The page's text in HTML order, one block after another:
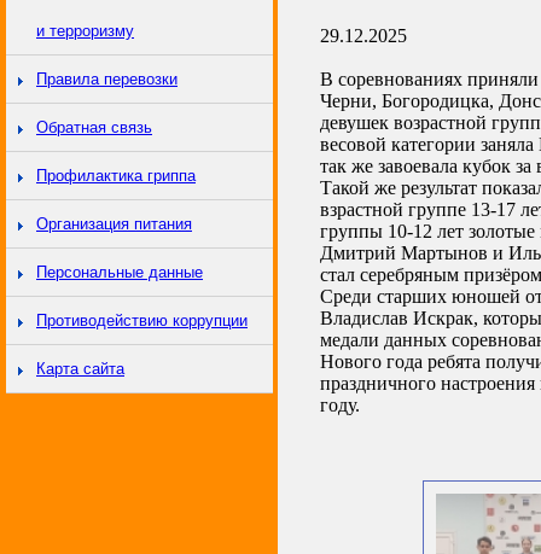
и терроризму
Правила перевозки
Обратная связь
Профилактика гриппа
Организация питания
Персональные данные
Противодействию коррупции
Карта сайта
29.12.2025
В соревнованиях
Черни, Богородицка,
девушек возрастной
весовой категории
так же завоевала кубок
Такой же результат
взрастной группе 13-17
группы 10-12 лет золотые
Дмитрий Мартынов и
стал серебряным
Среди старших юношей
Владислав Искрак,
медали данных
Нового года ребята
праздничного
году.